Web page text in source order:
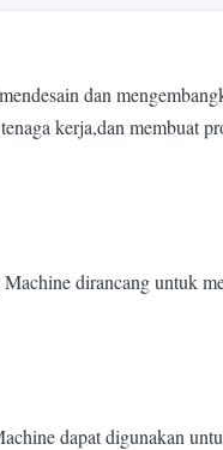
dan
kerja,dan membuat
dirancang untuk
dapat digunakan